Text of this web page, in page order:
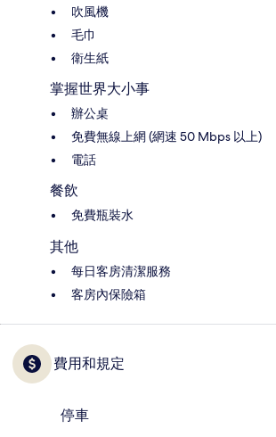
吹風機
毛巾
衛生紙
掌握世界大小事
辦公桌
免費無線上網 (網速 50 Mbps 以上)
電話
餐飲
免費瓶裝水
其他
每日客房清潔服務
客房內保險箱
費用和規定
停車